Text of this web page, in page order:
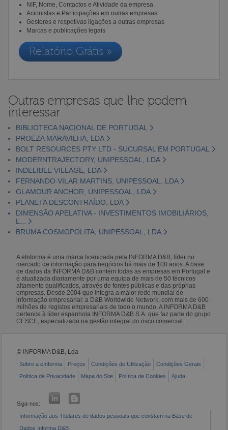
NIF, Nome, Contactos e Atividade da empresa
Acionistas e Participações em outras empresas
Gestores e respetivas ligações a outras empresas
Marcas e publicações legais
Relatório Grátis »
Outras empresas que lhe podem
interessar
BIBLIOTECA NACIONAL DE PORTUGAL
PROEZA MARAVILHA, LDA
BOLT RESOURCES PTY LTD - SUCURSAL EM PORTUGAL
MODERNTRAJECTORY, UNIPESSOAL, LDA
INDELIBLE VILLAGE, LDA
FERNANDO VILAR MARTINS, UNIPESSOAL, LDA
GLAMOUR ANCHOR, UNIPESSOAL, LDA
PLANETA DESCONTRAÍDO, LDA
DIMENSÃO APELATIVA - INVESTIMENTOS IMOBILIÁRIOS,
L...
BRUMA COSMOPOLITA, UNIPESSOAL, LDA
A eInforma é uma marca licenciada pela INFORMA D&B, líder no
mercado de informação para negócios há mais de 100 anos. A base
de dados da INFORMA D&B contém todas as empresas em Portugal e
é atualizada diariamente por uma equipa de mais de 50 técnicos
altamente qualificados, através de fontes públicas e das próprias
empresas. Desde 2004 que integra a maior rede mundial de
informação empresarial: a D&B Worldwide Network, com mais de 600
milhões de registos empresariais de todo o mundo. A INFORMA D&B
pertence à líder espanhola INFORMA D&B S.A. que faz parte do grupo
CESCE, especializado na gestão integral do risco comercial.
© INFORMA D&B, Lda
Sobre a eInforma Preços Condições de Utilização
Condições Gerais
Política de Privacidade
Mapa do Site Política de Cookies Ajuda
Siga-nos:
Informação aos Titulares de dados pessoais que constam na Base de
Dados Informa D&B